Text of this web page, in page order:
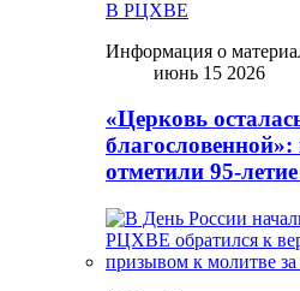
В РЦХВЕ
Информация о
июнь 15 2026
«Церковь
отметили 95-